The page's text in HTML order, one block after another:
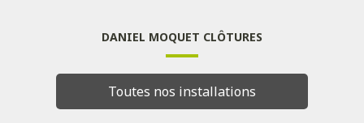
DANIEL MOQUET CLÔTURES
Toutes nos installations